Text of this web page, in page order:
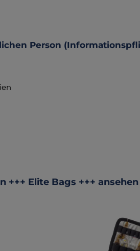
Person
+++ Elite Bags +++ ansehen